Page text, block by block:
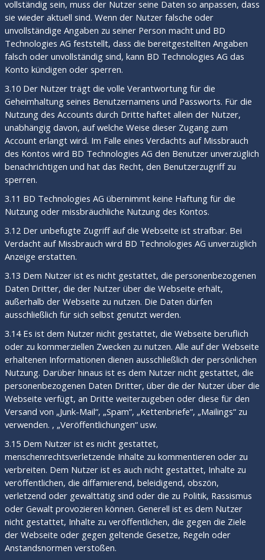
vollständig sein, muss der Nutzer seine Daten so anpassen, dass
sie wieder aktuell sind. Wenn der Nutzer falsche oder
unvollständige Angaben zu seiner Person macht und BD
Technologies AG feststellt, dass die bereitgestellten Angaben
falsch oder unvollständig sind, kann BD Technologies AG das
Konto kündigen oder sperren.
3.10 Der Nutzer trägt die volle Verantwortung für die
Geheimhaltung seines Benutzernamens und Passworts. Für die
Nutzung des Accounts durch Dritte haftet allein der Nutzer,
unabhängig davon, auf welche Weise dieser Zugang zum
Account erlangt wird. Im Falle eines Verdachts auf Missbrauch
des Kontos wird BD Technologies AG den Benutzer unverzüglich
benachrichtigen und hat das Recht, den Benutzerzugriff zu
sperren.
3.11 BD Technologies AG übernimmt keine Haftung für die
Nutzung oder missbräuchliche Nutzung des Kontos.
3.12 Der unbefugte Zugriff auf die Webseite ist strafbar. Bei
Verdacht auf Missbrauch wird BD Technologies AG unverzüglich
Anzeige erstatten.
3.13 Dem Nutzer ist es nicht gestattet, die personenbezogenen
Daten Dritter, die der Nutzer über die Webseite erhält,
außerhalb der Webseite zu nutzen. Die Daten dürfen
ausschließlich für sich selbst genutzt werden.
3.14 Es ist dem Nutzer nicht gestattet, die Webseite beruflich
oder zu kommerziellen Zwecken zu nutzen. Alle auf der Webseite
erhaltenen Informationen dienen ausschließlich der persönlichen
Nutzung. Darüber hinaus ist es dem Nutzer nicht gestattet, die
personenbezogenen Daten Dritter, über die der Nutzer über die
Webseite verfügt, an Dritte weiterzugeben oder diese für den
Versand von „Junk-Mail“, „Spam“, „Kettenbriefe“, „Mailings“ zu
verwenden. , „Veröffentlichungen“ usw.
3.15 Dem Nutzer ist es nicht gestattet,
menschenrechtsverletzende Inhalte zu kommentieren oder zu
verbreiten. Dem Nutzer ist es auch nicht gestattet, Inhalte zu
veröffentlichen, die diffamierend, beleidigend, obszön,
verletzend oder gewalttätig sind oder die zu Politik, Rassismus
oder Gewalt provozieren können. Generell ist es dem Nutzer
nicht gestattet, Inhalte zu veröffentlichen, die gegen die Ziele
der Webseite oder gegen geltende Gesetze, Regeln oder
Anstandsnormen verstoßen.